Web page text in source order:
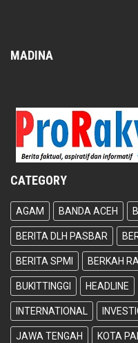
MADINA
CATEGORY
AGAM BANDA ACEH
BERITA DLH PASBAR
BERITA SPMI BERKAH
BUKITTINGGI HEADLINE
INTERNATIONAL
JAWA TENGAH KOTA